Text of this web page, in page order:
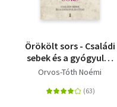
Szakkönyv
Tankönyv, segédkönyv
Örökölt sors - Családi
sebek és a gyógyulás
útjai
Orvos-Tóth Noémi